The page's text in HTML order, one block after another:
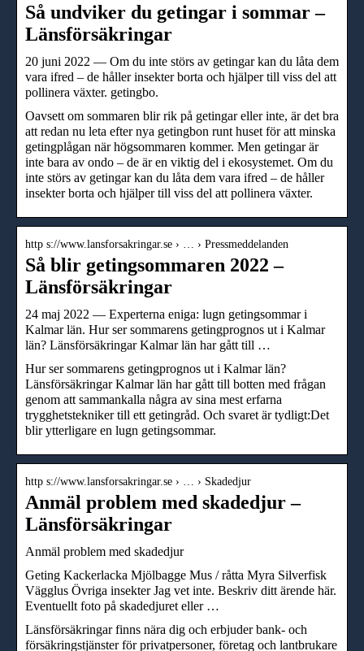
Så undviker du getingar i sommar –
Länsförsäkringar
20 juni 2022 — Om du inte störs av getingar kan du låta dem
vara ifred – de håller insekter borta och hjälper till viss del att
pollinera växter. getingbo.
Oavsett om sommaren blir rik på getingar eller inte, är det bra
att redan nu leta efter nya getingbon runt huset för att minska
getingplågan när högsommaren kommer. Men getingar är
inte bara av ondo – de är en viktig del i ekosystemet. Om du
inte störs av getingar kan du låta dem vara ifred – de håller
insekter borta och hjälper till viss del att pollinera växter.
http s://www.lansforsakringar.se › … › Pressmeddelanden
Så blir getingsommaren 2022 –
Länsförsäkringar
24 maj 2022 — Experterna eniga: lugn getingsommar i
Kalmar län. Hur ser sommarens getingprognos ut i Kalmar
län? Länsförsäkringar Kalmar län har gått till …
Hur ser sommarens getingprognos ut i Kalmar län?
Länsförsäkringar Kalmar län har gått till botten med frågan
genom att sammankalla några av sina mest erfarna
trygghetstekniker till ett getingråd. Och svaret är tydligt:Det
blir ytterligare en lugn getingsommar.
http s://www.lansforsakringar.se › … › Skadedjur
Anmäl problem med skadedjur –
Länsförsäkringar
Anmäl problem med skadedjur
Geting Kackerlacka Mjölbagge Mus / råtta Myra Silverfisk
Vägglus Övriga insekter Jag vet inte. Beskriv ditt ärende här.
Eventuellt foto på skadedjuret eller …
Länsförsäkringar finns nära dig och erbjuder bank- och
försäkringstjänster för privatpersoner, företag och lantbrukare